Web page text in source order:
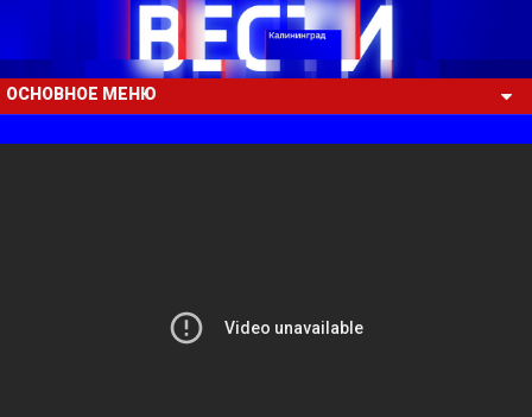
ОСНОВНОЕ МЕНЮ